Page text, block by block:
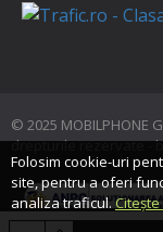
© 2025 MOBILPHONE
drepturile rezervate -
Folosim cookie-uri
site, pentru a oferi
analiza traficul.